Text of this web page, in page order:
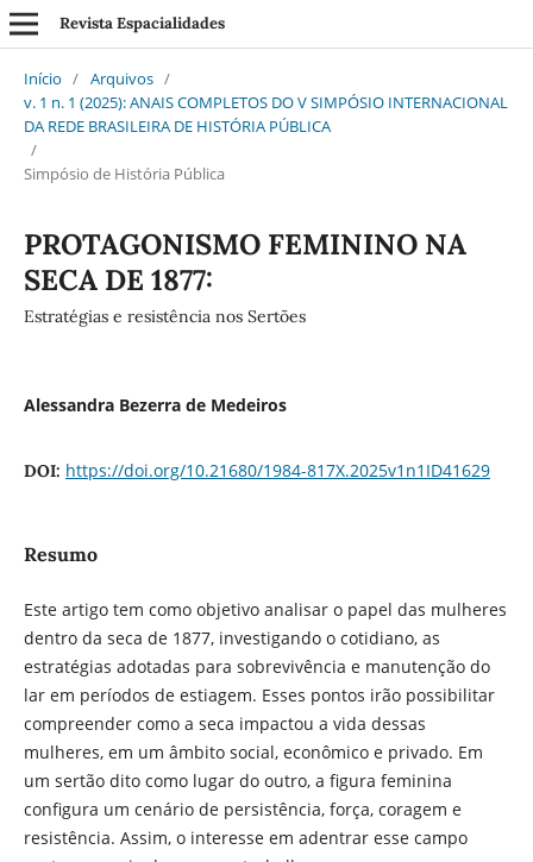
Revista Espacialidades
Início / Arquivos /
v. 1 n. 1 (2025): ANAIS COMPLETOS DO V SIMPÓSIO INTERNACIONAL
DA REDE BRASILEIRA DE HISTÓRIA PÚBLICA
/
Simpósio de História Pública
PROTAGONISMO FEMININO NA
SECA DE 1877:
Estratégias e resistência nos Sertões
Alessandra Bezerra de Medeiros
DOI: https://doi.org/10.21680/1984-817X.2025v1n1ID41629
Resumo
Este artigo tem como objetivo analisar o papel das mulheres
dentro da seca de 1877, investigando o cotidiano, as
estratégias adotadas para sobrevivência e manutenção do
lar em períodos de estiagem. Esses pontos irão possibilitar
compreender como a seca impactou a vida dessas
mulheres, em um âmbito social, econômico e privado. Em
um sertão dito como lugar do outro, a figura feminina
configura um cenário de persistência, força, coragem e
resistência. Assim, o interesse em adentrar esse campo